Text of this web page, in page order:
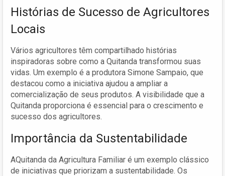
Histórias de Sucesso de Agricultores
Locais
Vários agricultores têm compartilhado histórias
inspiradoras sobre como a Quitanda transformou suas
vidas. Um exemplo é a produtora Simone Sampaio, que
destacou como a iniciativa ajudou a ampliar a
comercialização de seus produtos. A visibilidade que a
Quitanda proporciona é essencial para o crescimento e
sucesso dos agricultores.
Importância da Sustentabilidade
AQuitanda da Agricultura Familiar é um exemplo clássico
de iniciativas que priorizam a sustentabilidade. Os